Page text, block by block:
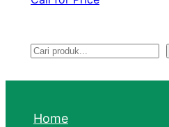
S
e
a
Home